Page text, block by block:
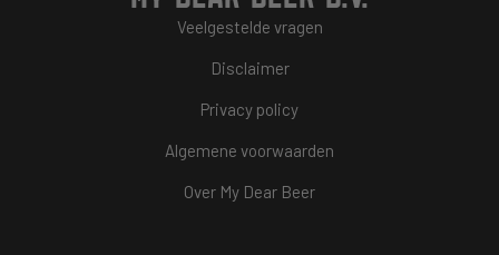
Veelgestelde vragen
Disclaimer
Privacy policy
Algemene voorwaarden
Over My Dear Beer